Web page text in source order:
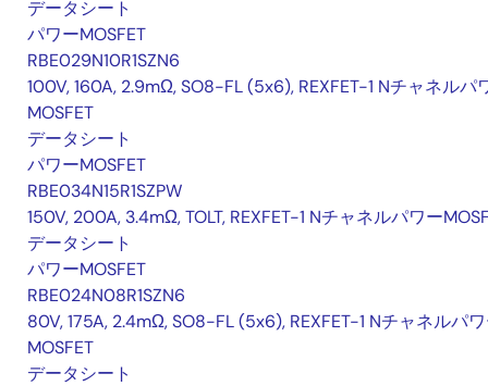
データシート
パワーMOSFET
RBE029N10R1SZN6
100V, 160A, 2.9mΩ, SO8-FL (5x6), REXFET-1 Nチャネルパ
MOSFET
データシート
パワーMOSFET
RBE034N15R1SZPW
150V, 200A, 3.4mΩ, TOLT, REXFET-1 Nチャネルパワー
データシート
パワーMOSFET
RBE024N08R1SZN6
80V, 175A, 2.4mΩ, SO8-FL (5x6), REXFET-1 Nチャネルパ
MOSFET
データシート